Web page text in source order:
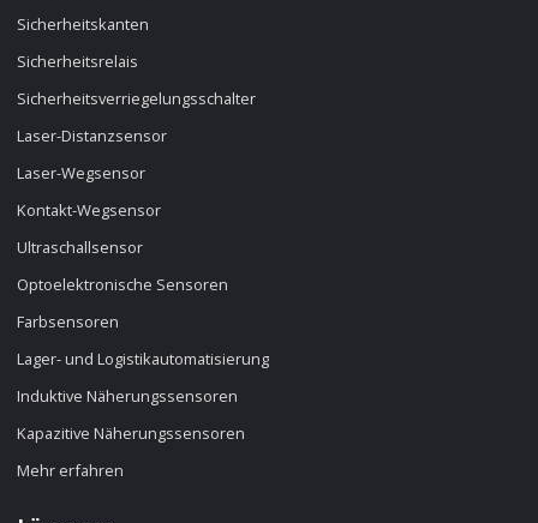
Sicherheitskanten
Sicherheitsrelais
Sicherheitsverriegelungsschalter
Laser-Distanzsensor
Laser-Wegsensor
Kontakt-Wegsensor
Ultraschallsensor
Optoelektronische Sensoren
Farbsensoren
Lager- und Logistikautomatisierung
Induktive Näherungssensoren
Kapazitive Näherungssensoren
Mehr erfahren